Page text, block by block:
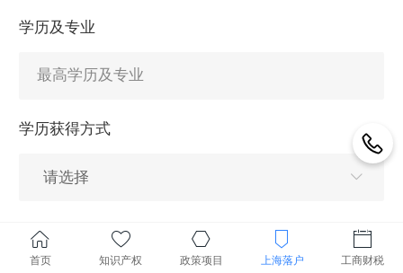
学历及专业
学历获得方式
社保缴纳基数
首页 知识产权 政策项目 上海落户 工商财税